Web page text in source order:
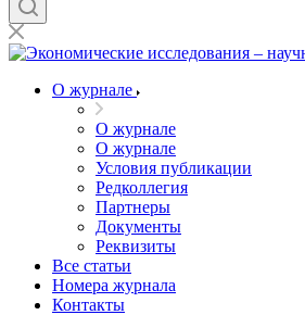
О журнале
О журнале
О журнале
Условия публикации
Редколлегия
Партнеры
Документы
Реквизиты
Все статьи
Номера журнала
Контакты